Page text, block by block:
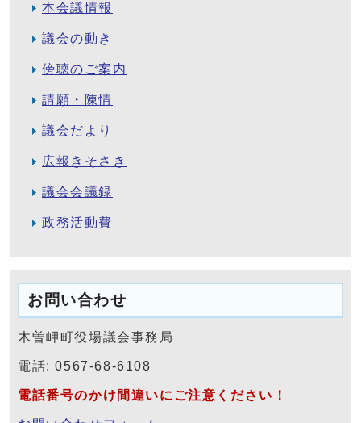
本会議情報
議会の動き
傍聴のご案内
請願・陳情
議会だより
広報きそさき
議会会議録
政務活動費
お問い合わせ
木曽岬町役場議会事務局
電話: 0567-68-6108
電話番号のかけ間違いにご注意ください！